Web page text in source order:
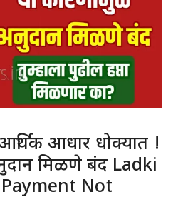
आधार धोक्यात !
मिळणे बंद Ladki
Not